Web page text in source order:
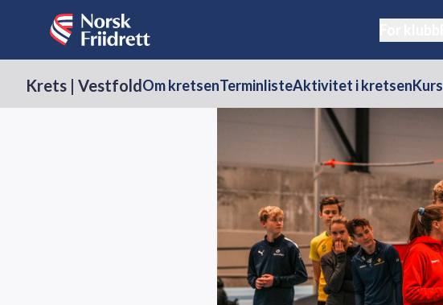
Krets | VestfoldOm kretsenTerminlisteAktivitet i kretsenKurs